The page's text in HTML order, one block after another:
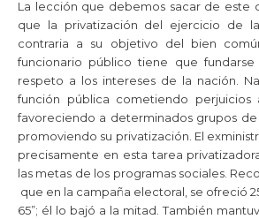
La lección que debemos sacar de este
que la privatización del ejercicio de
contraria a su objetivo del bien
funcionario público tiene que
respeto a los intereses de la nación.
función pública cometiendo
favoreciendo a determinados grupos
promoviendo su privatización. El
precisamente en esta tarea
las metas de los programas sociales.
que en la campaña electoral, se ofreció
65”; él lo bajó a la mitad. También